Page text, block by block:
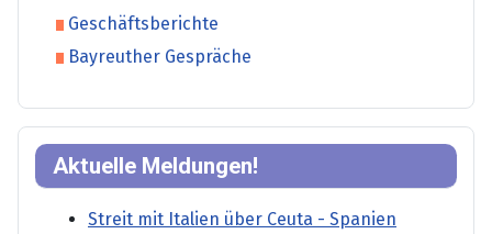
Geschäftsberichte
Bayreuther Gespräche
Aktuelle Meldungen!
Streit mit Italien über Ceuta - Spanien